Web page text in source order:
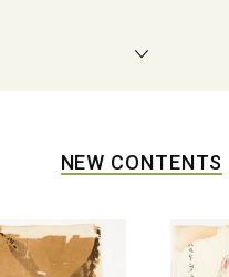
NEW CONTENTS